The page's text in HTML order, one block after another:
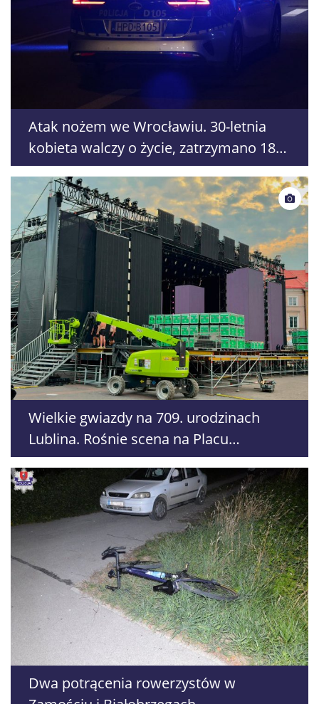
Atak nożem we Wrocławiu. 30-letnia
kobieta walczy o życie, zatrzymano 18-
letniego obywatela Ukrainy
Wielkie gwiazdy na 709. urodzinach
Lublina. Rośnie scena na Placu
Zamkowym
Dwa potrącenia rowerzystów w